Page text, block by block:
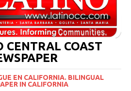
CENTRAL COAST
EN CALIFORNIA. BILINGUAL
IN CALIFORNIA